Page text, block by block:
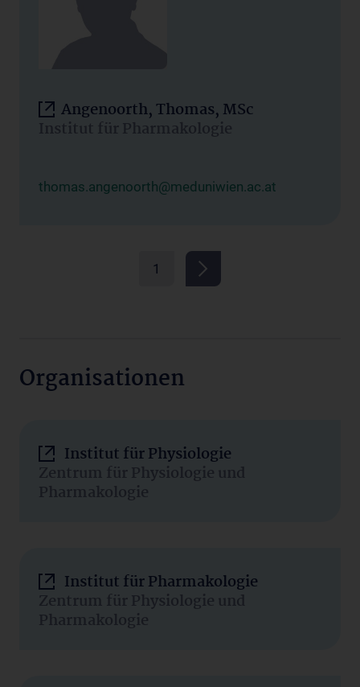
Angenoorth, Thomas, MSc
Institut für Pharmakologie
thomas.angenoorth@meduniwien.ac.at
1
Organisationen
Institut für Physiologie
Zentrum für Physiologie und
Pharmakologie
Institut für Pharmakologie
Zentrum für Physiologie und
Pharmakologie